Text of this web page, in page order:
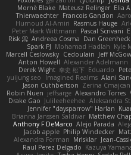
Mornè Blake Mateusz Relinger Elia
Thierwaechter Francois Gandon
Humoud Al-Amiri Rasmus Hauge
Peter Mark Wittmann Pascal Scrivani
Risk 📀 Andreea Cosma Dan Greenheck
Spark PJ Mohamad Hadlah Kyle
Marcell Ceslowsky Cedoulain Jeff
Anton Howell Alexander Adelmann
Derek Wight 幸史 松下 Eduardo
yuijung seo
Imagined Realms Alani
Jason Cuthbertson Zerina
Robin Nuen jeffsarge Alexandro Torres
Drake Gao Julileeheehee Aleksandra
Jennifer "daysparrow" Harlan
Brianna Janssen Saldivar Matthew
Anthony F DeMarco Alejo Parada
Jacob apple Philip Windecker
Alexandra Forman MrIsklar Jean-
Raul Perez Delgado Kazuya